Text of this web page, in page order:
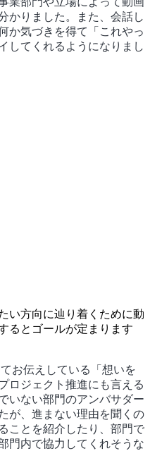
かりました。また、会話し
か気づきを得て「これやっ
してくれるようになりまし
い方向に辿り着くために動
るとゴールが定まります
お伝えしている「想いを
ロジェクト推進にも言える
いない部門のアンバサダー
が、進まない理由を聞くの
ことを紹介したり、部門で
門内で協力してくれそうな